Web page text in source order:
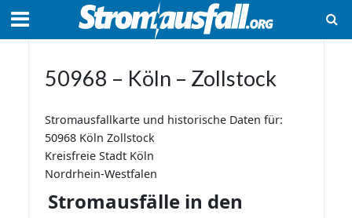
50968 – Köln – Zollstock
Stromausfallkarte und historische Daten für:
50968 Köln Zollstock
Kreisfreie Stadt Köln
Nordrhein-Westfalen
Stromausfälle in den